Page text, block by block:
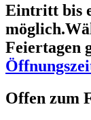
Eintritt bis
möglich.
Feiertagen
Offen zum